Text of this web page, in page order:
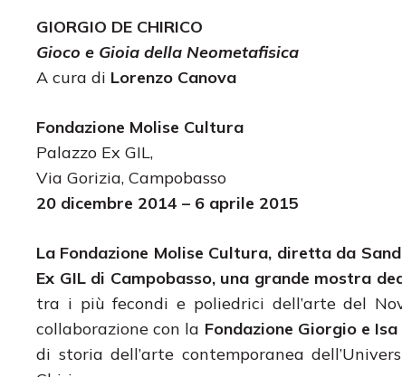
GIORGIO DE CHIRICO
Gioco e Gioia della Neometafisica
A cura di Lorenzo Canova
Fondazione Molise Cultura
Palazzo Ex GIL,
Via Gorizia, Campobasso
20 dicembre 2014 – 6 aprile 2015
La Fondazione Molise Cultura, diretta da
Ex GIL di Campobasso, una grande mostra
tra i più fecondi e poliedrici dell’arte del
collaborazione con la Fondazione Giorgio e
di storia dell’arte contemporanea